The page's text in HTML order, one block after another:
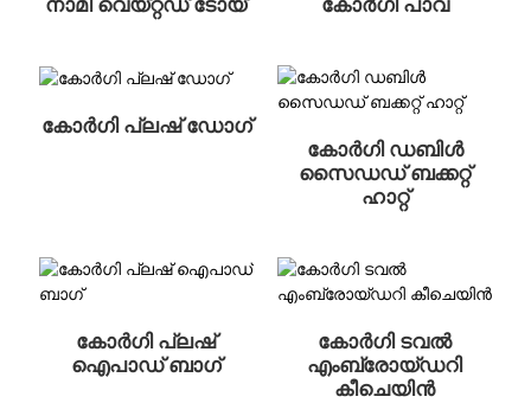
നാമി വെയ്റ്റഡ് ടോയ് കോർഗി പാവ
കോർഗി പ്ലഷ് ഡോഗ്
കോർഗി ഡബിൾ
സൈഡഡ് ബക്കറ്റ്
ഹാറ്റ്
കോർഗി പ്ലഷ്
ഐപാഡ് ബാഗ്
കോർഗി ടവൽ
എംബ്രോയ്ഡറി
കീചെയിൻ